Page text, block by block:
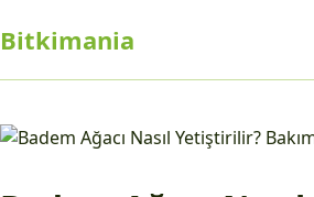
Bitkimania